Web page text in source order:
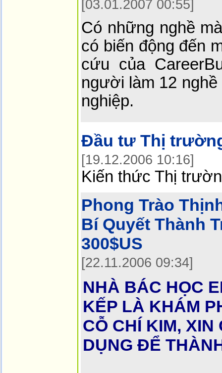
[03.01.2007 00:55]
Có những nghề
có biến động đến
cứu của
người làm 12
nghiệp.
Đầu tư Thị
[19.12.2006 10:16]
Kiến thức Thị
Phong Trào
Bí Quyết Thành
300$US
[22.11.2006 09:34]
NHÀ BÁC HỌC
KẾP LÀ KHÁM
CỖ CHÍ KIM, XIN
DỤNG ĐỂ